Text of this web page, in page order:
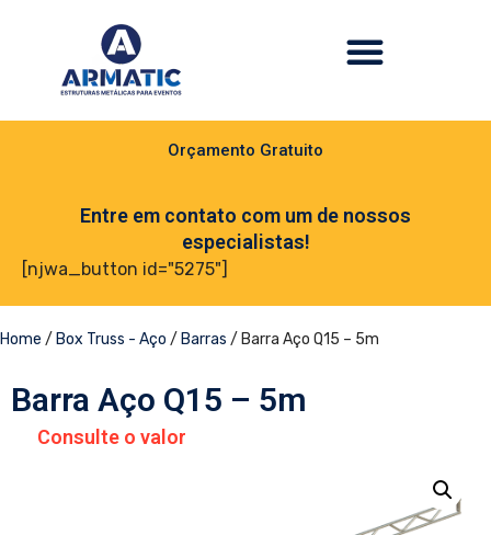
Orçamento Gratuito
Entre em contato com um de nossos
especialistas!
[njwa_button id="5275"]
Home / Box Truss - Aço / Barras / Barra Aço Q15 – 5m
Barra Aço Q15 – 5m
Consulte o valor